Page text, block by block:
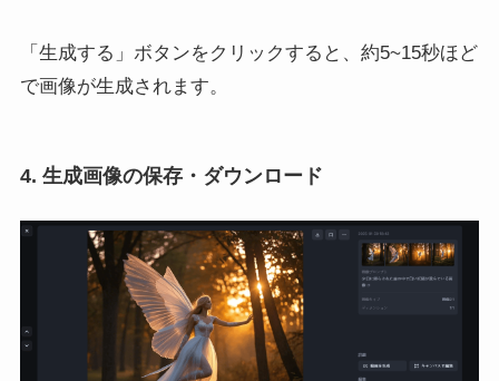
「生成する」ボタンをクリックすると、約5~15秒ほど
で画像が生成されます。
4. 生成画像の保存・ダウンロード